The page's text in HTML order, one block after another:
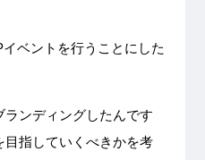
ベントを行うことにした
ンディングしたんです
指していくべきかを考